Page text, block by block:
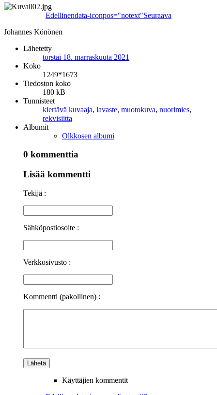
Edellinendata-iconpos="notext"Seuraava
Johannes Könönen
Lähetetty
torstai 18. marraskuuta 2021
Koko
1249*1673
Tiedoston koko
180 kB
Tunnisteet
kiertävä kuvaaja, lavaste, muotokuva, nuorimies,
rekvisiitta
Albumit
Olkkosen albumi
0 kommenttia
Lisää kommentti
Tekijä :
Sähköpostiosoite :
Verkkosivusto :
Kommentti (pakollinen) :
Käyttäjien kommentit